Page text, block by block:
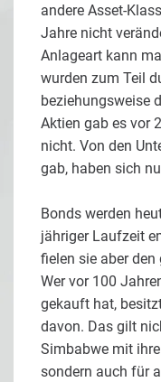
andere Asset-
Jahre nicht
Anlageart kann
wurden zum Teil
beziehungsweise
Aktien gab es vor
nicht. Von den
gab, haben sich
Bonds werden
jähriger Laufzeit
fielen sie aber
Wer vor 100
gekauft hat,
davon. Das gilt
Simbabwe mit
sondern auch für